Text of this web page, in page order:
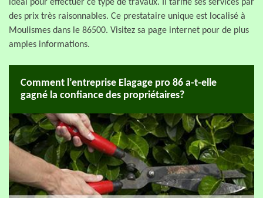
idéal pour effectuer ce type de travaux. Il tarifie ses services par
des prix très raisonnables. Ce prestataire unique est localisé à
Moulismes dans le 86500. Visitez sa page internet pour de plus
amples informations.
Comment l’entreprise Elagage pro 86 a-t-elle
gagné la confiance des propriétaires?